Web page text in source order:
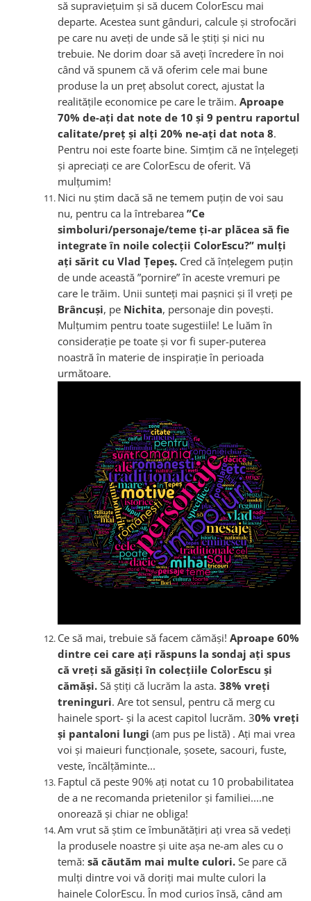
să supraviețuim și să ducem ColorEscu mai
departe. Acestea sunt gânduri, calcule și strofocări
pe care nu aveți de unde să le știți și nici nu
trebuie. Ne dorim doar să aveți încredere în noi
când vă spunem că vă oferim cele mai bune
produse la un preț absolut corect, ajustat la
realitățile economice pe care le trăim. Aproape
70% de-ați dat note de 10 și 9 pentru raportul
calitate/preț și alți 20% ne-ați dat nota 8.
Pentru noi este foarte bine. Simțim că ne înțelegeți
și apreciați ce are ColorEscu de oferit. Vă
mulțumim!
Nici nu știm dacă să ne temem puțin de voi sau
nu, pentru ca la întrebarea ”Ce
simboluri/personaje/teme ți-ar plăcea să fie
integrate în noile colecții ColorEscu?” mulți
ați sărit cu Vlad Țepeș. Cred că înțelegem puțin
de unde această ”pornire” în aceste vremuri pe
care le trăim. Unii sunteți mai pașnici și îl vreți pe
Brâncuși, pe Nichita, personaje din povești.
Mulțumim pentru toate sugestiile! Le luăm în
considerație pe toate și vor fi super-puterea
noastră în materie de inspirație în perioada
următoare.
Ce să mai, trebuie să facem cămăși! Aproape 60%
dintre cei care ați răspuns la sondaj ați spus
că vreți să găsiți în colecțiile ColorEscu și
cămăși. Să știți că lucrăm la asta. 38% vreți
treninguri. Are tot sensul, pentru că merg cu
hainele sport- și la acest capitol lucrăm. 30% vreți
și pantaloni lungi (am pus pe listă) . Ați mai vrea
voi și maieuri funcționale, șosete, sacouri, fuste,
veste, încălțăminte...
Faptul că peste 90% ați notat cu 10 probabilitatea
de a ne recomanda prietenilor și familiei....ne
onorează și chiar ne obliga!
Am vrut să știm ce îmbunătățiri ați vrea să vedeți
la produsele noastre și uite așa ne-am ales cu o
temă: să căutăm mai multe culori. Se pare că
mulți dintre voi vă doriți mai multe culori la
hainele ColorEscu. În mod curios însă, când am